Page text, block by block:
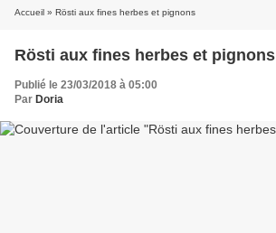
Accueil » Rösti aux fines herbes et pignons
Rösti aux fines herbes et pignons
Publié le 23/03/2018 à 05:00
Par Doria